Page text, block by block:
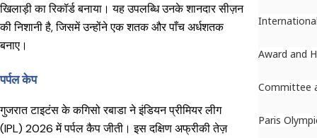
खिलाड़ी का रिकॉर्ड बनाया। यह उपलब्धि उनके शानदार सीज़न
की निशानी है, जिसमें उन्होंने एक शतक और पाँच अर्धशतक
बनाए।
पर्पल केप
गुजरात टाइटंस के कगिसो रबाडा ने इंडियन प्रीमियर लीग
(IPL) 2026 में पर्पल कैप जीती। इस दक्षिण अफ्रीकी तेज़
Award and
Committee
Paris